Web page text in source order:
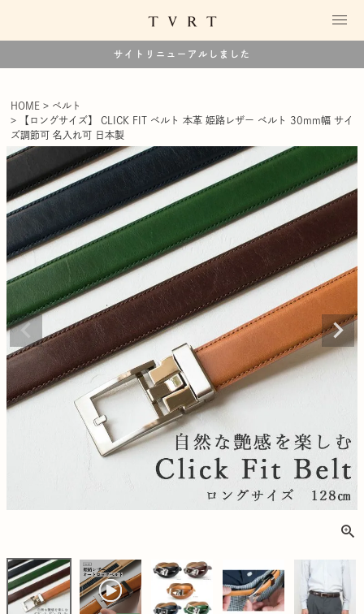
サイトリニューアルしました
HOME
ベルト
【ロングサイズ】 CLICK FIT ベルト 本革 姫路レザー ベルト 30mm幅 サイ
ズ調節可 名入れ可 日本製